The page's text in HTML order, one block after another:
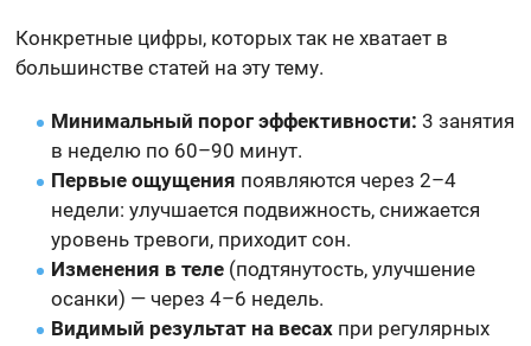
Конкретные цифры, которых так не хватает в
большинстве статей на эту тему.
Минимальный порог эффективности: 3 занятия
в неделю по 60–90 минут.
Первые ощущения появляются через 2–4
недели: улучшается подвижность, снижается
уровень тревоги, приходит сон.
Изменения в теле (подтянутость, улучшение
осанки) — через 4–6 недель.
Видимый результат на весах при регулярных